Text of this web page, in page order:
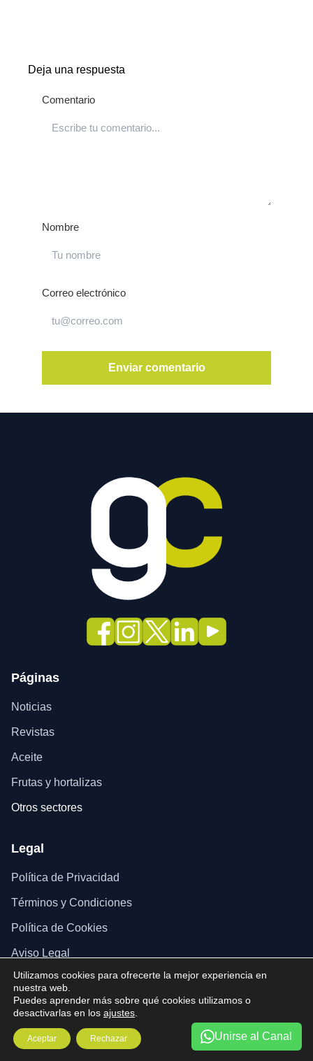
Deja una respuesta
Comentario
Nombre
Correo electrónico
Páginas
Noticias
Revistas
Aceite
Frutas y hortalizas
Otros sectores
Legal
Política de Privacidad
Términos y Condiciones
Política de Cookies
Aviso Legal
© 2025 Página web realizada por FAECA.
Utilizamos cookies para ofrecerte la mejor experiencia en
nuestra web.
Puedes aprender más sobre qué cookies utilizamos o
desactivarlas en los ajustes
Aceptar Rechazar Unirse al Canal